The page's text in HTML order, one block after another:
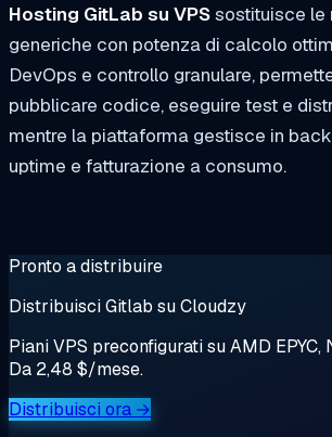
Hosting GitLab su VPSsostituisce le
generiche con potenza di calcolo
DevOps e controllo granulare,
pubblicare codice, eseguire test e
mentre la piattaforma gestisce in
uptime e fatturazione a consumo.
Pronto a distribuire
Distribuisci Gitlab su Cloudzy
Piani VPS preconfigurati su AMD EPYC,
Da 2,48 $/mese.
Distribuisci ora →